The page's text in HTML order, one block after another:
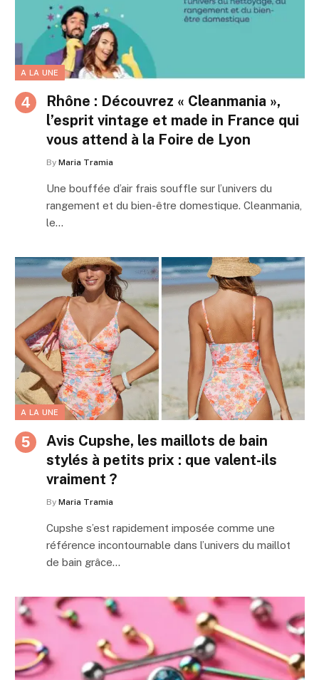
A LA UNE
Rhône : Découvrez « Cleanmania »,
l’esprit vintage et made in France qui
vous attend à la Foire de Lyon
By Maria Tramia
Une bouffée d’air frais souffle sur l’univers du
rangement et du bien-être domestique. Cleanmania,
le…
A LA UNE
Avis Cupshe, les maillots de bain
stylés à petits prix : que valent-ils
vraiment ?
By Maria Tramia
Cupshe s’est rapidement imposée comme une
référence incontournable dans l’univers du maillot
de bain grâce…